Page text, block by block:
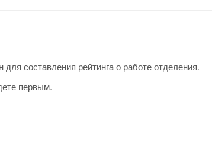
составления рейтинга о работе отделения.
первым.